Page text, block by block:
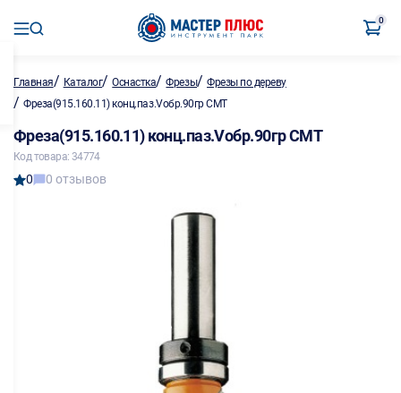
0
Главная/ Каталог/Оснастка/Фрезы/Фрезы по дереву
/ Фреза(915.160.11) конц.паз.Vобр.90гр CMT
Фреза(915.160.11) конц.паз.Vобр.90гр CMT
Код товара: 34774
0 0 отзывов